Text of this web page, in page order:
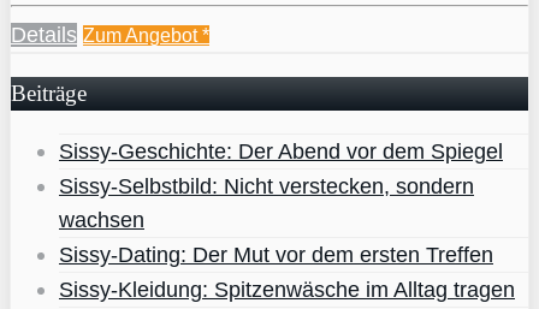
Details Zum Angebot*
Beiträge
Sissy-Geschichte: Der Abend vor dem Spiegel
Sissy-Selbstbild: Nicht verstecken, sondern
wachsen
Sissy-Dating: Der Mut vor dem ersten Treffen
Sissy-Kleidung: Spitzenwäsche im Alltag tragen